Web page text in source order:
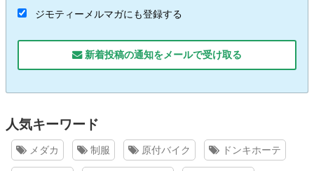
ジモティーメルマガにも登録する
新着投稿の通知をメールで受け取る
人気キーワード
メダカ 制服 原付バイク ドンキホーテ